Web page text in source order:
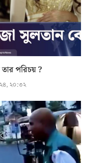
পরিচয় ?
২০:৩২